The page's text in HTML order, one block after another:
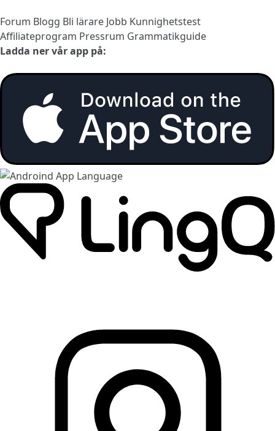
Forum Blogg Bli lärare Jobb Kunnighetstest
Affiliateprogram Pressrum Grammatikguide
Ladda ner vår app på: